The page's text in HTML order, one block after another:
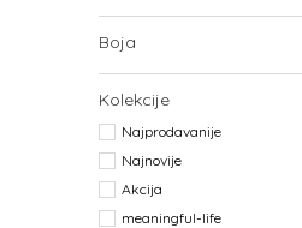
Boja
Kolekcije
Najprodavanije
Najnovije
Akcija
meaningful-life